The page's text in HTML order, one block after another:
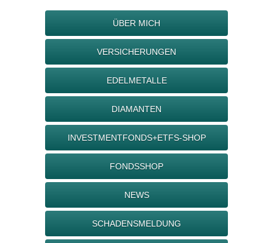
ÜBER MICH
VERSICHERUNGEN
EDELMETALLE
DIAMANTEN
INVESTMENTFONDS+ETFS-SHOP
FONDSSHOP
NEWS
SCHADENSMELDUNG